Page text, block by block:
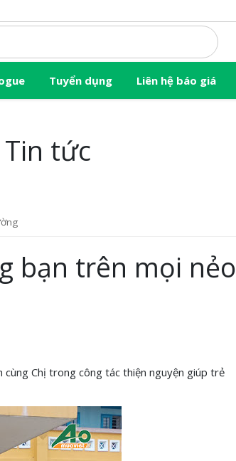
Tuyển dụng Liên hệ báo giá
Tin tức
bạn trên mọi nẻo
Chị trong công tác thiện nguyện giúp trẻ